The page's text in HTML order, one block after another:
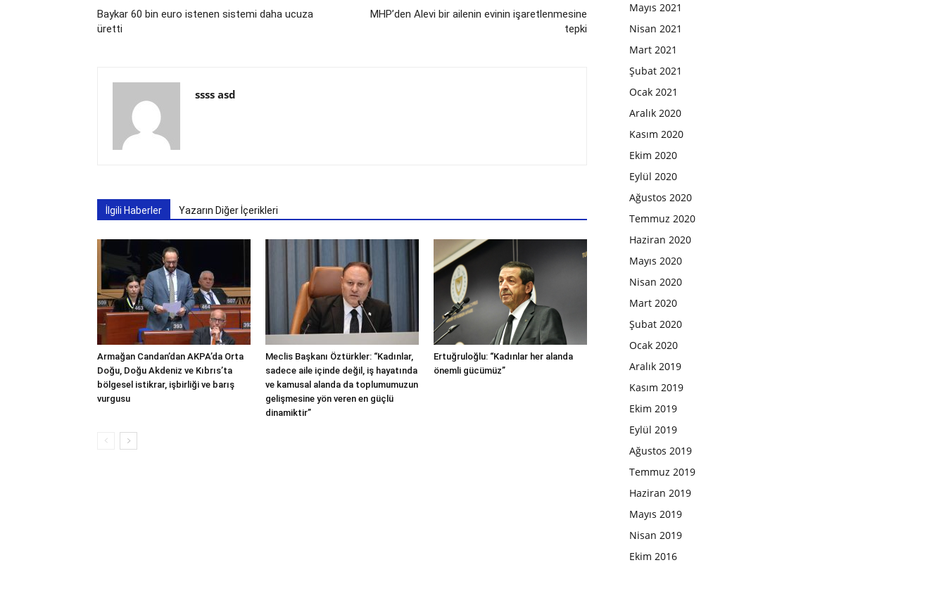
Baykar 60 bin euro istenen sistemi daha ucuza
üretti
MHP’den Alevi bir ailenin evinin işaretlenmesine
tepki
ssss asd
İlgili Haberler Yazarın Diğer İçerikleri
Armağan Candan’dan AKPA’da Orta
Doğu, Doğu Akdeniz ve Kıbrıs’ta
bölgesel istikrar, işbirliği ve barış
vurgusu
Meclis Başkanı Öztürkler: “Kadınlar,
sadece aile içinde değil, iş hayatında
ve kamusal alanda da toplumumuzun
gelişmesine yön veren en güçlü
dinamiktir”
Ertuğruloğlu: “Kadınlar her alanda
önemli gücümüz”
Mayıs 2021
Nisan 2021
Mart 2021
Şubat 2021
Ocak 2021
Aralık 2020
Kasım 2020
Ekim 2020
Eylül 2020
Ağustos 2020
Temmuz 2020
Haziran 2020
Mayıs 2020
Nisan 2020
Mart 2020
Şubat 2020
Ocak 2020
Aralık 2019
Kasım 2019
Ekim 2019
Eylül 2019
Ağustos 2019
Temmuz 2019
Haziran 2019
Mayıs 2019
Nisan 2019
Ekim 2016